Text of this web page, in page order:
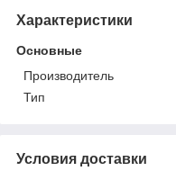
Характеристики
Основные
Производитель
Тип
Условия доставки